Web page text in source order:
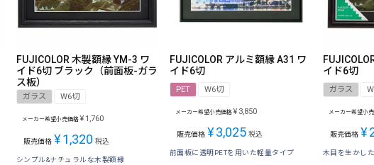
FUJICOLOR 木製額縁 YM-3 ワ
イド6切 ブラック（前面板-ガラ
ス板）
ガラス W6切
メーカー希望小売価格 ¥ 1,760
販売価格 ¥1,320 税込
シンプル&ナチュラルな木製額縁
FUJICOLOR アルミ額縁 A31 ワ
イド6切
PET W6切
メーカー希望小売価格 ¥ 3,850
販売価格 ¥3,025 税込
前面板に透明PETを用いた軽量タイプ
イド6切
ガラス
メーカー希望小
販売価格 ¥
木目を生かし